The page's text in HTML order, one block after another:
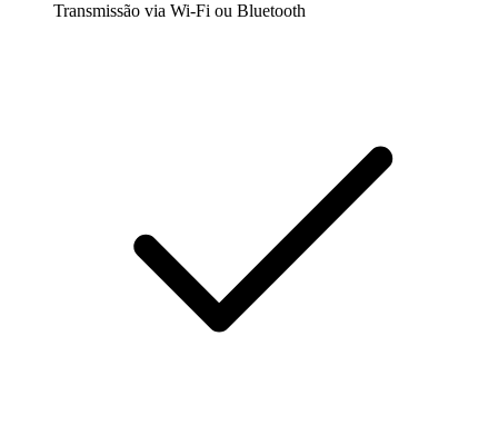
Transmissão via Wi-Fi ou Bluetooth